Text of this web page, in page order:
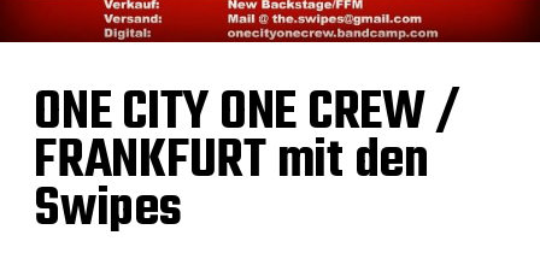
ONE CITY ONE CREW /
FRANKFURT mit den
Swipes